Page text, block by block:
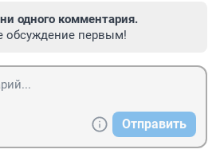
одного комментария.
обсуждение первым!
Отправить